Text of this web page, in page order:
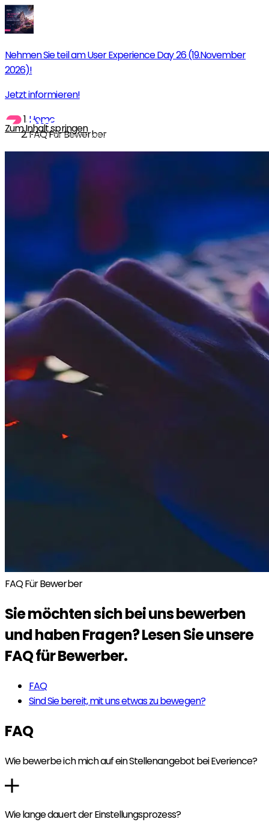
Nehmen Sie teil am User Experience Day 26 (19.November
2026)!
Jetzt informieren!
Zum Inhalt springen
Home
FAQ Für Bewerber
FAQ Für Bewerber
Sie möchten sich bei uns bewerben
und haben Fragen? Lesen Sie unsere
FAQ für Bewerber.
FAQ
Sind Sie bereit, mit uns etwas zu bewegen?
FAQ
Wie bewerbe ich mich auf ein Stellenangebot bei Everience?
Wie lange dauert der Einstellungsprozess?